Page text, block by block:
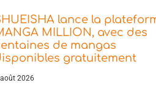
lance la
MILLION, avec des
de mangas
gratuitement
2026